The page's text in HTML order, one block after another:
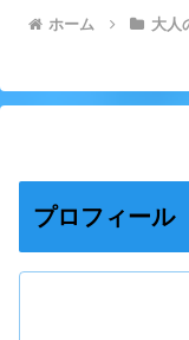
ホーム 大人
プロフィール